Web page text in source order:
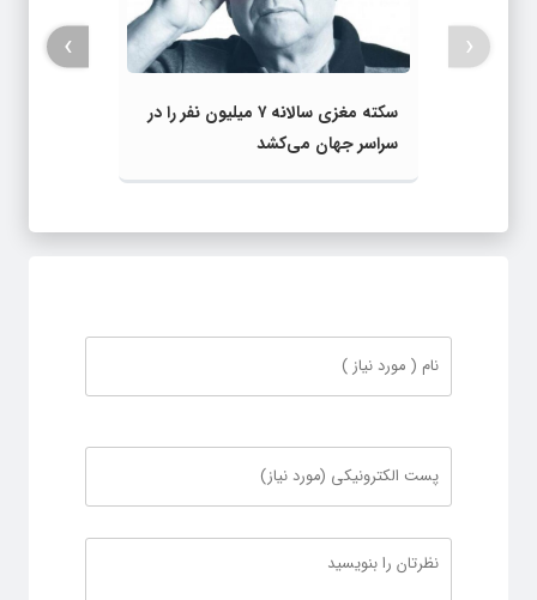
سکته مغزی سالانه ۷ میلیون نفر را در
سراسر جهان می‌کشد
‹
›